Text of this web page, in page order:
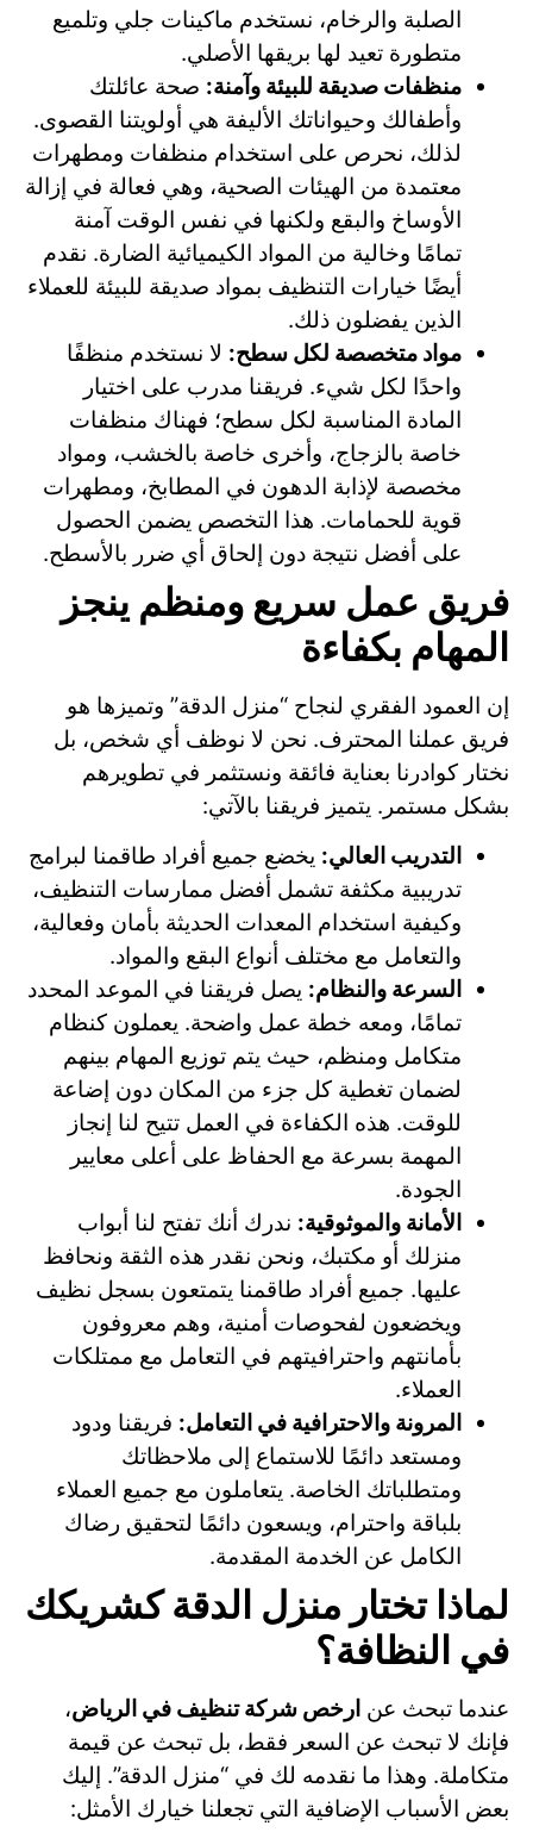
الصلبة والرخام، نستخدم ماكينات جلي وتلميع
متطورة تعيد لها بريقها الأصلي.
منظفات صديقة للبيئة وآمنة: صحة عائلتك
وأطفالك وحيواناتك الأليفة هي أولويتنا القصوى.
لذلك، نحرص على استخدام منظفات ومطهرات
معتمدة من الهيئات الصحية، وهي فعالة في إزالة
الأوساخ والبقع ولكنها في نفس الوقت آمنة
تمامًا وخالية من المواد الكيميائية الضارة. نقدم
أيضًا خيارات التنظيف بمواد صديقة للبيئة للعملاء
الذين يفضلون ذلك.
مواد متخصصة لكل سطح: لا نستخدم منظفًا
واحدًا لكل شيء. فريقنا مدرب على اختيار
المادة المناسبة لكل سطح؛ فهناك منظفات
خاصة بالزجاج، وأخرى خاصة بالخشب، ومواد
مخصصة لإذابة الدهون في المطابخ، ومطهرات
قوية للحمامات. هذا التخصص يضمن الحصول
على أفضل نتيجة دون إلحاق أي ضرر بالأسطح.
فريق عمل سريع ومنظم ينجز
المهام بكفاءة
إن العمود الفقري لنجاح “منزل الدقة” وتميزها هو
فريق عملنا المحترف. نحن لا نوظف أي شخص، بل
نختار كوادرنا بعناية فائقة ونستثمر في تطويرهم
بشكل مستمر. يتميز فريقنا بالآتي:
التدريب العالي: يخضع جميع أفراد طاقمنا لبرامج
تدريبية مكثفة تشمل أفضل ممارسات التنظيف،
وكيفية استخدام المعدات الحديثة بأمان وفعالية،
والتعامل مع مختلف أنواع البقع والمواد.
السرعة والنظام: يصل فريقنا في الموعد المحدد
تمامًا، ومعه خطة عمل واضحة. يعملون كنظام
متكامل ومنظم، حيث يتم توزيع المهام بينهم
لضمان تغطية كل جزء من المكان دون إضاعة
للوقت. هذه الكفاءة في العمل تتيح لنا إنجاز
المهمة بسرعة مع الحفاظ على أعلى معايير
الجودة.
الأمانة والموثوقية: ندرك أنك تفتح لنا أبواب
منزلك أو مكتبك، ونحن نقدر هذه الثقة ونحافظ
عليها. جميع أفراد طاقمنا يتمتعون بسجل نظيف
ويخضعون لفحوصات أمنية، وهم معروفون
بأمانتهم واحترافيتهم في التعامل مع ممتلكات
العملاء.
المرونة والاحترافية في التعامل: فريقنا ودود
ومستعد دائمًا للاستماع إلى ملاحظاتك
ومتطلباتك الخاصة. يتعاملون مع جميع العملاء
بلباقة واحترام، ويسعون دائمًا لتحقيق رضاك
الكامل عن الخدمة المقدمة.
لماذا تختار منزل الدقة كشريكك
في النظافة؟
عندما تبحث عن ارخص شركة تنظيف في الرياض،
فإنك لا تبحث عن السعر فقط، بل تبحث عن قيمة
متكاملة. وهذا ما نقدمه لك في “منزل الدقة”. إليك
بعض الأسباب الإضافية التي تجعلنا خيارك الأمثل: